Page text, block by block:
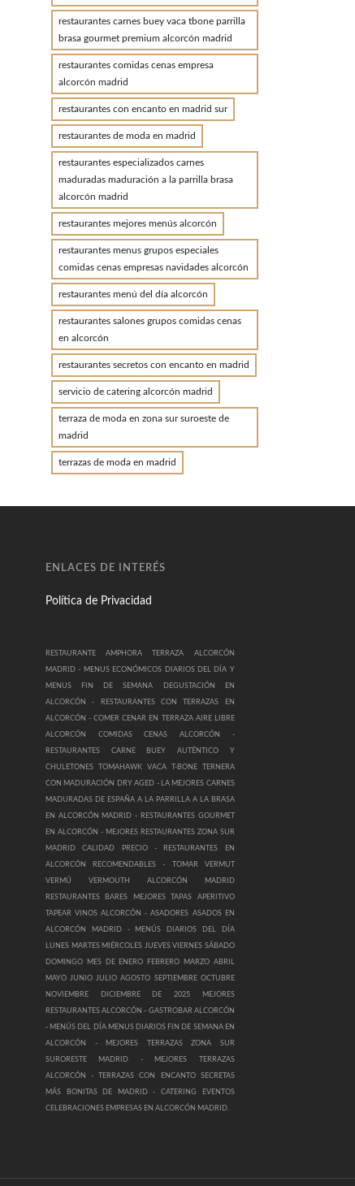
restaurantes carnes buey vaca tbone parrilla
brasa gourmet premium alcorcón madrid
restaurantes comidas cenas empresa
alcorcón madrid
restaurantes con encanto en madrid sur
restaurantes de moda en madrid
restaurantes especializados carnes
maduradas maduración a la parrilla brasa
alcorcón madrid
restaurantes mejores menús alcorcón
restaurantes menus grupos especiales
comidas cenas empresas navidades alcorcón
restaurantes menú del día alcorcón
restaurantes salones grupos comidas cenas
en alcorcón
restaurantes secretos con encanto en madrid
servicio de catering alcorcón madrid
terraza de moda en zona sur suroeste de
madrid
terrazas de moda en madrid
ENLACES DE INTERÉS
Política de Privacidad
RESTAURANTE AMPHORA TERRAZA ALCORCÓN
MADRID - MENUS ECONÓMICOS DIARIOS DEL DÍA Y
MENUS FIN DE SEMANA DEGUSTACIÓN EN
ALCORCÓN - RESTAURANTES CON TERRAZAS EN
ALCORCÓN -COMER CENAR EN TERRAZA AIRE LIBRE
ALCORCÓN COMIDAS CENAS ALCORCÓN -
RESTAURANTES CARNE BUEY AUTÉNTICO Y
CHULETONES TOMAHAWK VACA T-BONE TERNERA
CON MADURACIÓN DRY AGED - LA MEJORES CARNES
MADURADAS DE ESPAÑA A LA PARRILLA A LA BRASA
EN ALCORCÓN MADRID - RESTAURANTES GOURMET
EN ALCORCÓN - MEJORES RESTAURANTES ZONA SUR
MADRID CALIDAD PRECIO - RESTAURANTES EN
ALCORCÓN RECOMENDABLES - TOMAR VERMUT
VERMÚ VERMOUTH ALCORCÓN MADRID
RESTAURANTES BARES MEJORES TAPAS APERITIVO
TAPEAR VINOS ALCORCÓN -ASADORES ASADOS EN
ALCORCÓN MADRID - MENÚS DIARIOS DEL DÍA
LUNES MARTES MIÉRCOLES JUEVES VIERNES SÁBADO
DOMINGO MES DE ENERO FEBRERO MARZO ABRIL
MAYO JUNIO JULIO AGOSTO SEPTIEMBRE OCTUBRE
NOVIEMBRE DICIEMBRE DE 2025 MEJORES
RESTAURANTES ALCORCÓN - GASTROBAR ALCORCÓN
- MENÚS DEL DÍA MENUS DIARIOS FIN DE SEMANA EN
ALCORCÓN - MEJORES TERRAZAS ZONA SUR
SURORESTE MADRID - MEJORES TERRAZAS
ALCORCÓN - TERRAZAS CON ENCANTO SECRETAS
MÁS BONITAS DE MADRID - CATERING EVENTOS
CELEBRACIONES EMPRESAS EN ALCORCÓN MADRID.